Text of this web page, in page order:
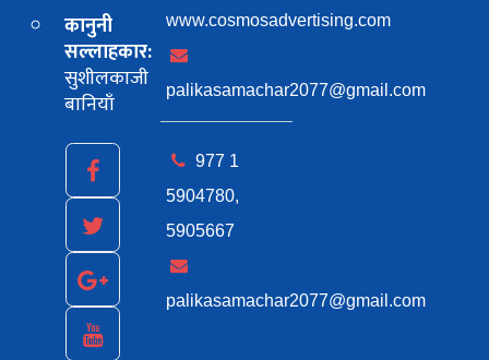
कानुनी
सल्लाहकार:
सुशीलकाजी
बानियाँ
www.cosmosadvertising.com
palikasamachar2077@gmail.com
977 1
5904780,
5905667
palikasamachar2077@gmail.com